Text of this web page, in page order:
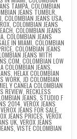
TAMPA COLOMBIAN
JEANS TUMBLR
COLOMBIAN JEANS USA
COLOMBIAN JEANS
COLOMBIAN JEANS
COLOMBIAN JEANS
IN MIAMI COLOMBIAN
, COLOMBIAN JEANS
JEANS WITH
COLOMBIAN LOW
COLOMBIAN JEANS
HELAX COLOMBIAN
WORK JD COLOMBIAN
Y CANELA COLOMBIAN
REVIEW, RECKLESS
JEANS STUDIO F
2014 VEROX JEANS
VEROX JEANS FOR SALE
JEANS PRICES VEROX
UK, VEROX JEANS
VISTE COLOMBIAN